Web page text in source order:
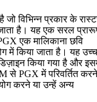
विभिन्न प्रकार के
है। यह एक सरल
एक मालिकाना छवि
में किया जाता है। यह उच्च
किया गया है और
से PGX में परिवर्तित करने
करने या उन्हें अन्य